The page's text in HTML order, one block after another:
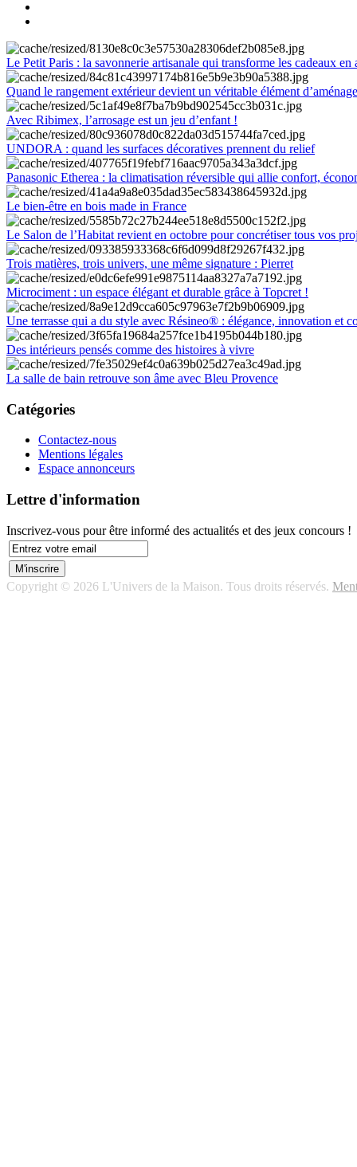
Le Petit Paris : la savonnerie artisanale qui transforme les cadeaux en
Quand le rangement extérieur devient un véritable élément
Avec Ribimex, l’arrosage est un jeu d’enfant !
UNDORA : quand les surfaces décoratives prennent du relief
Panasonic Etherea : la climatisation réversible qui allie confort,
Le bien-être en bois made in France
Le Salon de l’Habitat revient en octobre pour concrétiser tous vos
Trois matières, trois univers, une même signature : Pierret
Microciment : un espace élégant et durable grâce à Topcret !
Une terrasse qui a du style avec Résineo® : élégance, innovation et
Des intérieurs pensés comme des histoires à vivre
La salle de bain retrouve son âme avec Bleu Provence
Catégories
Contactez-nous
Mentions légales
Espace annonceurs
Lettre d'information
Inscrivez-vous pour être informé des actualités et des jeux concours !
Copyright © 2026 L'Univers de la Maison. Tous droits réservés.